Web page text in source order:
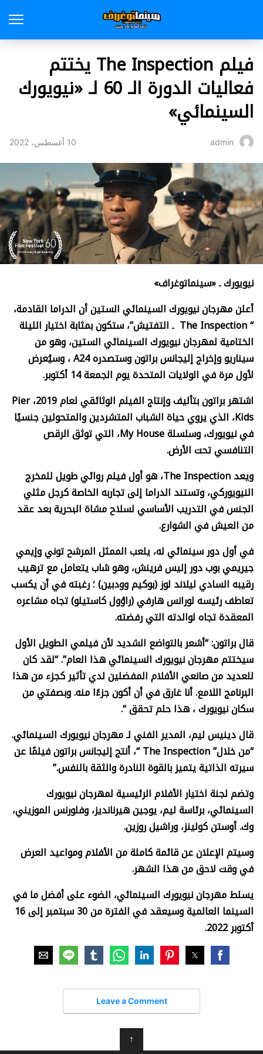
فيلم The Inspection يختتم
فعاليات الدورة الـ 60 لـ «نيويورك
السينمائي»
admin 10 أغسطس، 2022
نيويورك ـ «سينماتوغراف»
أعلن مهرجان نيويورك السينمائي الستين أن الدراما القادمة،
“
The Inspection ـ التفتيش”، ستكون بمثابة اختيار الليلة
الختامية لمهرجان نيويورك السينمائي الستين، وهو من
سيناريو وإخراج إليجانس براتون وستصدرهA24، وسيُعرض
لأول مرة في الولايات المتحدة يوم الجمعة 14 أكتوبر.
اشتهر براتون بتأليف وإنتاج الفيلم الوثائقي لعام 2019،
Pier
Kids، الذي يروي حياة الشباب المتشردين والمتحولين جنسيًا
في نيويورك، وسلسلةMy House، التي توثق الرقص
التنافسي تحت الأرض.
ويعدThe Inspection، هو أول فيلم روائي طويل للمخرج
النيويوركي،وتستند الدراما إلى تجاربه الخاصة كرجل مثلي
الجنس في التدريب الأساسي لسلاح مشاة البحرية بعد عقد
من العيش في الشوارع.
في أول دور سينمائي له، يلعب الممثل المرشح توني وإيمي
جيريمي بوب دور إليس فرينش، وهو شاب يتعامل مع ترهيب
رقيبه السادي ليلاند لوز (بوكيم وودبين) ؛ رغبته في أن يكسب
تعاطف رئيسه لورانس هارفي (راؤول كاستيلو) تجاه مشاعره
المعقدة تجاه لوالدته التي رفضته.
قال براتون: “أشعر بالتواضع الشديد لأن فيلمي الطويل الأول
سيختتم مهرجان نيويورك السينمائي هذا العام”. “لقد كان
للعديد من صانعي الأفلام المفضلين لدي تأثير كجزء من هذا
البرنامج اللامع. أنا غارق في أن أكون جزءًا منه. وبصفتي من
سكان نيويورك ، هذا حلم تحقق “.
قال دينيس ليم، المدير الفني لـ مهرجان نيويورك السينمائي.
“من خلال”The Inspection “ ، أنتج إليجانس براتون فيلمًا عن
سيرته الذاتية يتميز بالقوة النادرة والثقة بالنفس.”
وتضم لجنة اختيار الأفلام الرئيسية لمهرجان نيويورك
السينمائي، برئاسة ليم، يوجين هيرنانديز، وفلورنس الموزيني،
وك. أوستن كولينز، وراشيل روزين.
وسيتم الإعلان عن قائمة كاملة من الأفلام ومواعيد العرض
في وقت لاحق من هذا الشهر.
يسلط مهرجان نيويورك السينمائي، الضوء على أفضل ما في
السينما العالمية وسيعقد في الفترة من 30 سبتمبر إلى 16
أكتوبر 2022.
Leave a Comment
↑